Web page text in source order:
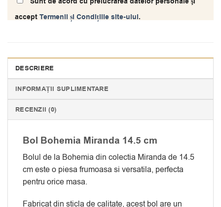
acceptTermenii și Condițiile site-ului.
DESCRIERE
INFORMAȚII SUPLIMENTARE
RECENZII (0)
Bol Bohemia Miranda 14.5 cm
Bolul de la Bohemia din colectia Miranda de 14.5
cm este o piesa frumoasa si versatila, perfecta
pentru orice masa.
Fabricat din sticla de calitate, acest bol are un